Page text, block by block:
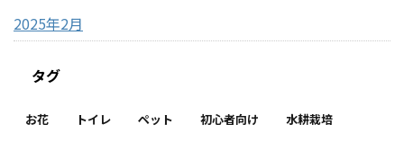
2025年2月
タグ
お花 トイレ ペット 初心者向け 水耕栽培